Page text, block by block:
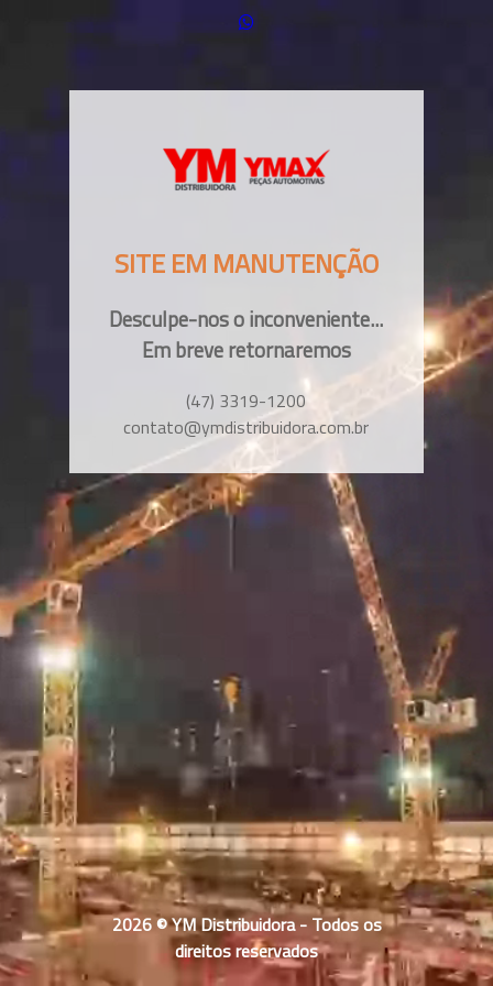
SITE EM MANUTENÇÃO
Desculpe-nos o inconveniente...
Em breve retornaremos
(47) 3319-1200
contato@ymdistribuidora.com.br
2026 © YM Distribuidora - Todos os
direitos reservados